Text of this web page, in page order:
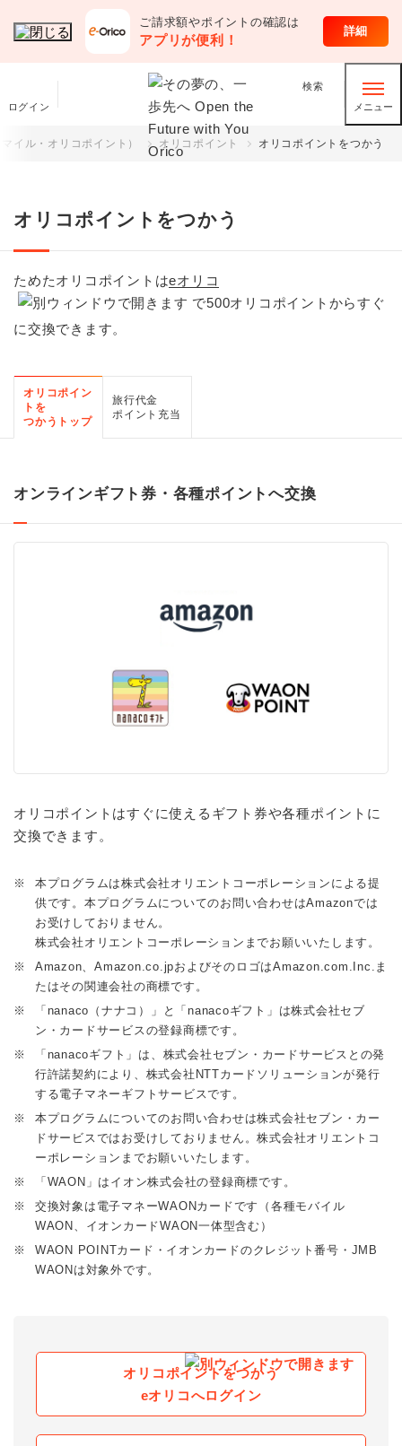
ご請求額やポイントの確認は
アプリが便利！
詳細
ログイン
検索
メニュー
クレジットカード
イル・オリコポイント） オリコポイント オリコポイントをつかう
オリコポイントをつかう
ためたオリコポイントはeオリコ
で500オリコポイントからすぐ
に交換できます。
オリコポイン
トを
つかうトップ
旅行代金
ポイント充当
オンラインギフト券・各種ポイントへ交換
オリコポイントはすぐに使えるギフト券や各種ポイントに
交換できます。
※
本プログラムは株式会社オリエントコーポレーションによる提
供です。本プログラムについてのお問い合わせはAmazonでは
お受けしておりません。
株式会社オリエントコーポレーションまでお願いいたします。
※
Amazon、Amazon.co.jpおよびそのロゴはAmazon.com.Inc.ま
たはその関連会社の商標です。
※
「nanaco（ナナコ）」と「nanacoギフト」は株式会社セブ
ン・カードサービスの登録商標です。
※
「nanacoギフト」は、株式会社セブン・カードサービスとの発
行許諾契約により、株式会社NTTカードソリューションが発行
する電子マネーギフトサービスです。
※
本プログラムについてのお問い合わせは株式会社セブン・カー
ドサービスではお受けしておりません。株式会社オリエントコ
ーポレーションまでお願いいたします。
※
「WAON」はイオン株式会社の登録商標です。
※
交換対象は電子マネーWAONカードです（各種モバイル
WAON、イオンカードWAON一体型含む）
※
WAON POINTカード・イオンカードのクレジット番号・JMB
WAONは対象外です。
オリコポイントをつかう
eオリコへログイン